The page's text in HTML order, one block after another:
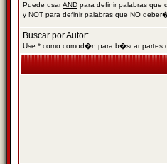
Puede usarAND para definir palabras que
y NOT para definir palabras que NO
Buscar por Autor:
Use * como comod�n para b�scar partes